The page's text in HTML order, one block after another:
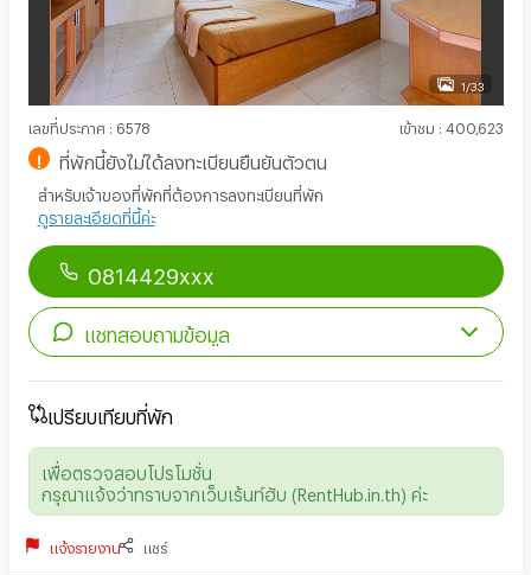
1/33
เลขที่ประกาศ : 6578 เข้าชม : 400,623
! ที่พักนี้ยังไม่ได้ลงทะเบียนยืนยันตัวตน
สำหรับเจ้าของที่พักที่ต้องการลงทะเบียนที่พัก
ดูรายละเอียดที่นี้ค่ะ
0814429xxx
แชทสอบถามข้อมูล
เปรียบเทียบที่พัก
เพื่อตรวจสอบโปรโมชั่น
กรุณาแจ้งว่าทราบจากเว็บเร้นท์ฮับ (RentHub.in.th) ค่ะ
แจ้งรายงาน แชร์